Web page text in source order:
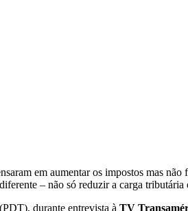
em aumentar os impostos mas não
– não só reduzir a carga tributária
durante entrevista à TV